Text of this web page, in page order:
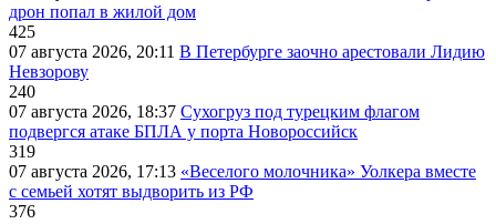
дрон попал в жилой дом
425
07 августа 2026, 20:11 В Петербурге заочно арестовали Лидию
Невзорову
240
07 августа 2026, 18:37 Сухогруз под турецким флагом
подвергся атаке БПЛА у порта Новороссийск
319
07 августа 2026, 17:13 «Веселого молочника» Уолкера вместе
с семьей хотят выдворить из РФ
376